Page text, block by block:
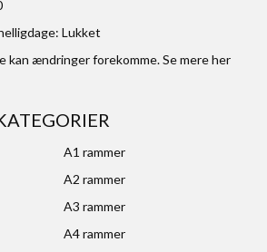
Lukket
kan ændringer forekomme. Se mereher
A1 rammer
A2 rammer
A3 rammer
A4 rammer